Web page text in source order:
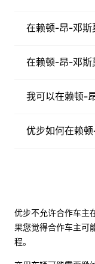
在赖顿-昂-邓斯
在赖顿-昂-邓斯
我可以在赖顿-
优步如何在赖
优步不允许合作车主
果您觉得合作车主可
程。